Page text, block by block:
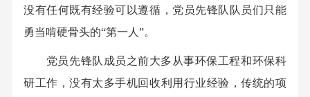
没有任何既有经验可以遵循，党员先锋队队员们只能
勇当啃硬骨头的“第一人”。
党员先锋队成员之前大多从事环保工程和环保科
研工作，没有太多手机回收利用行业经验，传统的项